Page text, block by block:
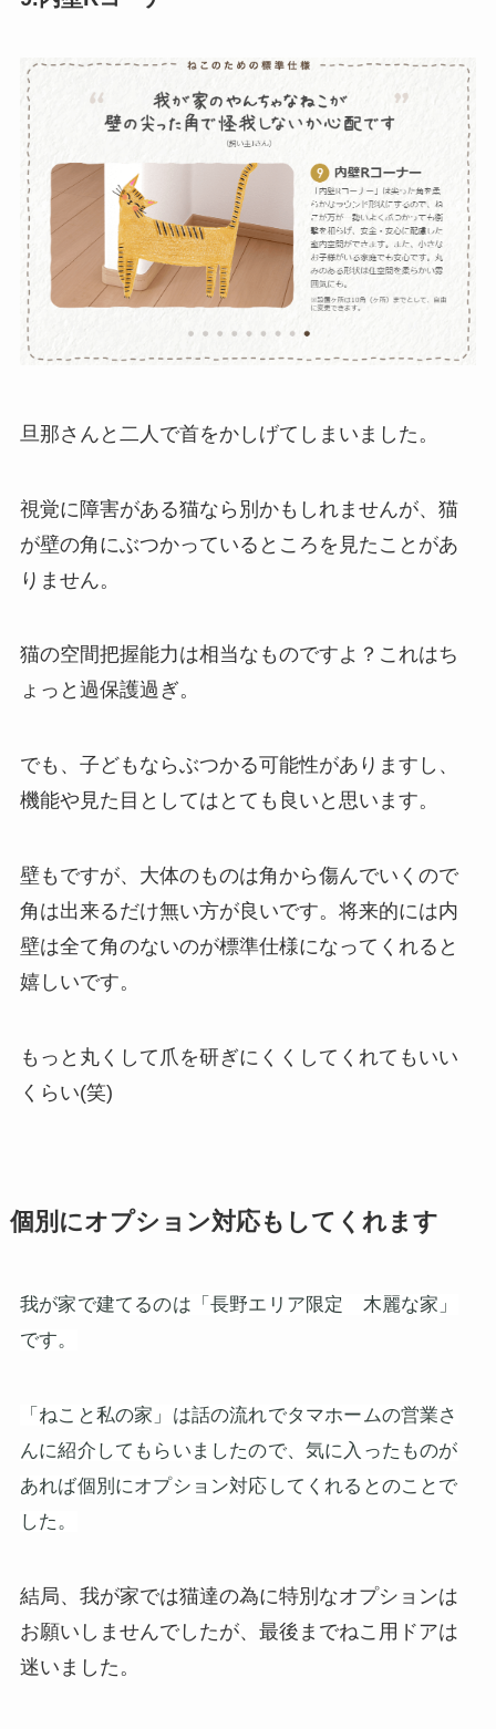
旦那さんと二人で首をかしげてしまいました。
視覚に障害がある猫なら別かもしれませんが、猫
が壁の角にぶつかっているところを見たことがあ
りません。
猫の空間把握能力は相当なものですよ？これはち
ょっと過保護過ぎ。
でも、子どもならぶつかる可能性がありますし、
機能や見た目としてはとても良いと思います。
壁もですが、大体のものは角から傷んでいくので
角は出来るだけ無い方が良いです。将来的には内
壁は全て角のないのが標準仕様になってくれると
嬉しいです。
もっと丸くして爪を研ぎにくくしてくれてもいい
くらい(笑)
個別にオプション対応もしてくれます
我が家で建てるのは「長野エリア限定 木麗な家」
です。
「ねこと私の家」は話の流れでタマホームの営業さ
んに紹介してもらいましたので、気に入ったものが
あれば個別にオプション対応してくれるとのことで
した。
結局、我が家では猫達の為に特別なオプションは
お願いしませんでしたが、最後までねこ用ドアは
迷いました。